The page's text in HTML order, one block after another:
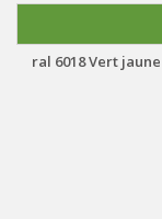
ral 6018 Vert jaune